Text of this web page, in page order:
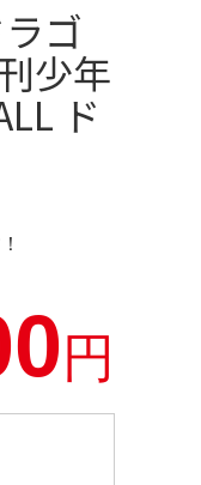
ゴ
少年
ド
円